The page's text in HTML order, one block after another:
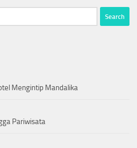
Mengintip Mandalika
Pariwisata